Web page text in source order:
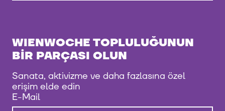
WIENWOCHE TOPLULUĞUNUN
BIR PARÇASI OLUN
Sanata, aktivizme ve daha fazlasına özel
erişim elde edin
E-Mail